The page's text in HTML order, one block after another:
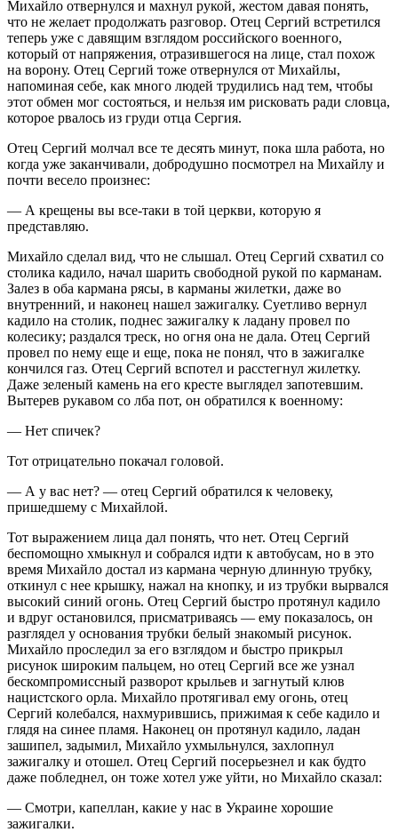
Михайло отвернулся и махнул рукой, жестом давая понять,
что не желает продолжать разговор. Отец Сергий встретился
теперь уже с давящим взглядом российского военного,
который от напряжения, отразившегося на лице, стал похож
на ворону. Отец Сергий тоже отвернулся от Михайлы,
напоминая себе, как много людей трудились над тем, чтобы
этот обмен мог состояться, и нельзя им рисковать ради словца,
которое рвалось из груди отца Сергия.
Отец Сергий молчал все те десять минут, пока шла работа, но
когда уже заканчивали, добродушно посмотрел на Михайлу и
почти весело произнес:
— А крещены вы все-таки в той церкви, которую я
представляю.
Михайло сделал вид, что не слышал. Отец Сергий схватил со
столика кадило, начал шарить свободной рукой по карманам.
Залез в оба кармана рясы, в карманы жилетки, даже во
внутренний, и наконец нашел зажигалку. Суетливо вернул
кадило на столик, поднес зажигалку к ладану провел по
колесику; раздался треск, но огня она не дала. Отец Сергий
провел по нему еще и еще, пока не понял, что в зажигалке
кончился газ. Отец Сергий вспотел и расстегнул жилетку.
Даже зеленый камень на его кресте выглядел запотевшим.
Вытерев рукавом со лба пот, он обратился к военному:
— Нет спичек?
Тот отрицательно покачал головой.
— А у вас нет? — отец Сергий обратился к человеку,
пришедшему с Михайлой.
Тот выражением лица дал понять, что нет. Отец Сергий
беспомощно хмыкнул и собрался идти к автобусам, но в это
время Михайло достал из кармана черную длинную трубку,
откинул с нее крышку, нажал на кнопку, и из трубки вырвался
высокий синий огонь. Отец Сергий быстро протянул кадило
и вдруг остановился, присматриваясь — ему показалось, он
разглядел у основания трубки белый знакомый рисунок.
Михайло проследил за его взглядом и быстро прикрыл
рисунок широким пальцем, но отец Сергий все же узнал
бескомпромиссный разворот крыльев и загнутый клюв
нацистского орла. Михайло протягивал ему огонь, отец
Сергий колебался, нахмурившись, прижимая к себе кадило и
глядя на синее пламя. Наконец он протянул кадило, ладан
зашипел, задымил, Михайло ухмыльнулся, захлопнул
зажигалку и отошел. Отец Сергий посерьезнел и как будто
даже побледнел, он тоже хотел уже уйти, но Михайло сказал:
— Смотри, капеллан, какие у нас в Украине хорошие
зажигалки.